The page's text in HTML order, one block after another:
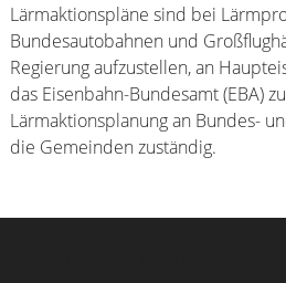
Lärmaktionspläne sind bei
Bundesautobahnen und
Regierung aufzustellen, an
das Eisenbahn-Bundesamt (EBA)
Lärmaktionsplanung an Bundes-
die Gemeinden zuständig.